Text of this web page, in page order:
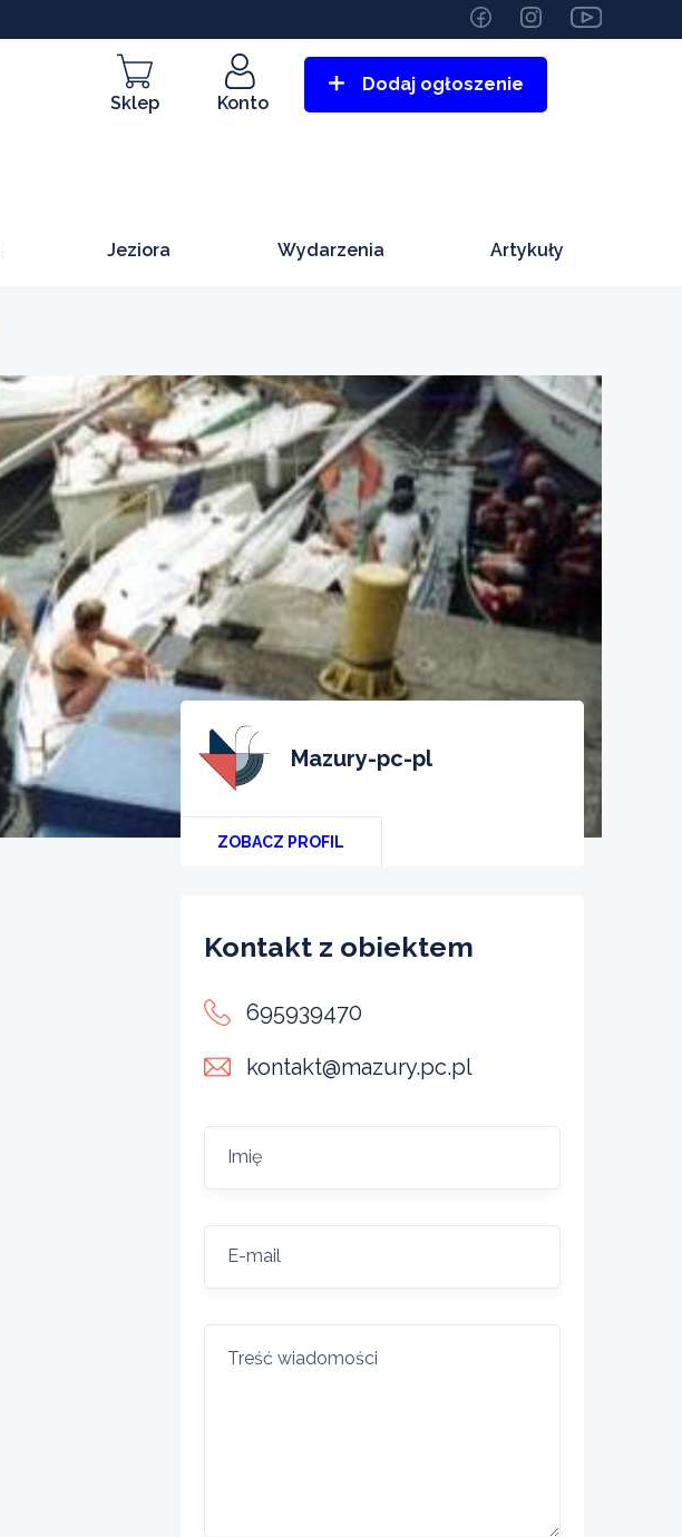
Sklep Konto
Dodaj ogłoszenie
Jeziora Wydarzenia Artykuły
mazury-pc-pl
ZOBACZ PROFIL
Kontakt z obiektem
695939470
kontakt@mazury.pc.pl